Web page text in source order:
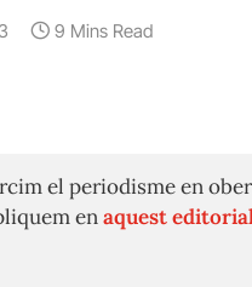
9 Mins Read
el periodisme en
enaquest